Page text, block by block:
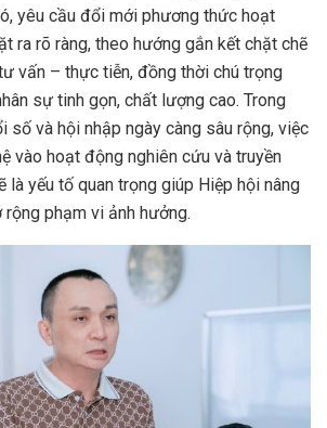
yêu cầu đổi mới phương thức hoạt
ra rõ ràng, theo hướng gắn kết chặt chẽ
vấn – thực tiễn, đồng thời chú trọng
sự tinh gọn, chất lượng cao. Trong
số và hội nhập ngày càng sâu rộng, việc
vào hoạt động nghiên cứu và truyền
là yếu tố quan trọng giúp Hiệp hội nâng
rộng phạm vi ảnh hưởng.